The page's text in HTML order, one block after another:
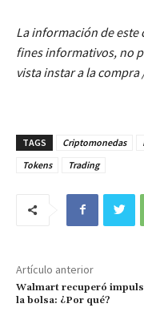
La información de
fines informativos, no
vista instar a la
TAGS Criptomonedas
Tokens
Trading
Artículo anterior
Walmart recuperó
la bolsa: ¿Por qué?